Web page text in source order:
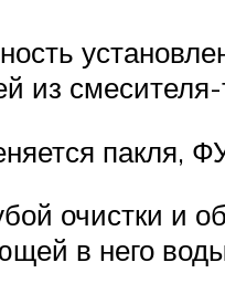
из
пакля,
очистки и
в него